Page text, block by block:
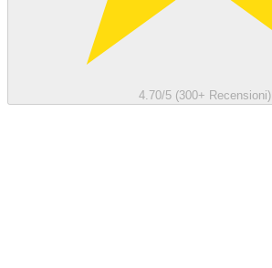
4.70/5 (300+ Recensioni)